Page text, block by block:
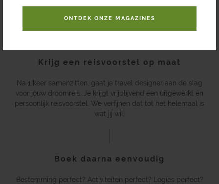
ONTDEK ONZE MAGAZINES
Een luxe vakantie of toch een vleugje avontuur? Vul eerst het
contactformulier in of bel. We zetten al de koffie klaar.
Krijg een reisvoorstel op maat
Na 1 keer samenzitten, gaat je travel designer aan de slag
voor jouw droomreis. Je krijgt vrijblijvend een uitgewerkt en
persoonlijk reisvoorstel. We verfijnen dat tot het helemaal is
wat jij wil.
Boek daarna eenvoudig
Bestemming perfect? Activiteiten perfect? Logies perfect?